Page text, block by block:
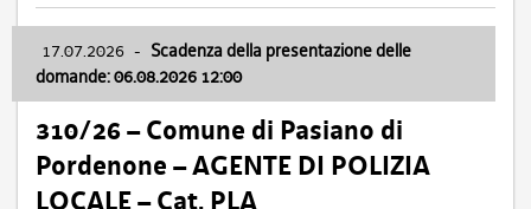
17.07.2026 - Scadenza della presentazione delle
domande: 06.08.2026 12:00
310/26 – Comune di Pasiano di
Pordenone – AGENTE DI POLIZIA
LOCALE – Cat. PLA